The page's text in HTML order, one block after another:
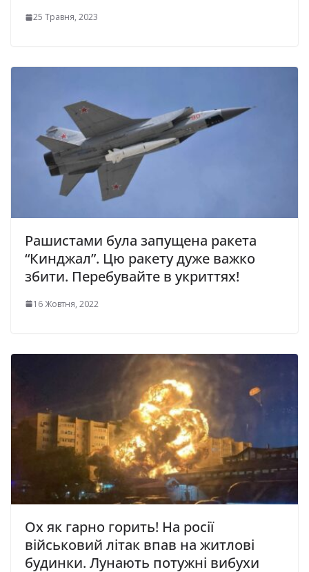
25 Травня, 2023
Рашистами була запущена ракета
“Кинджал”. Цю ракету дуже важко
збити. Перебувайте в укриттях!
16 Жовтня, 2022
Ох як гарно горить! На росії
військовий літак впав на житлові
будинки. Лунають потужні вибухи